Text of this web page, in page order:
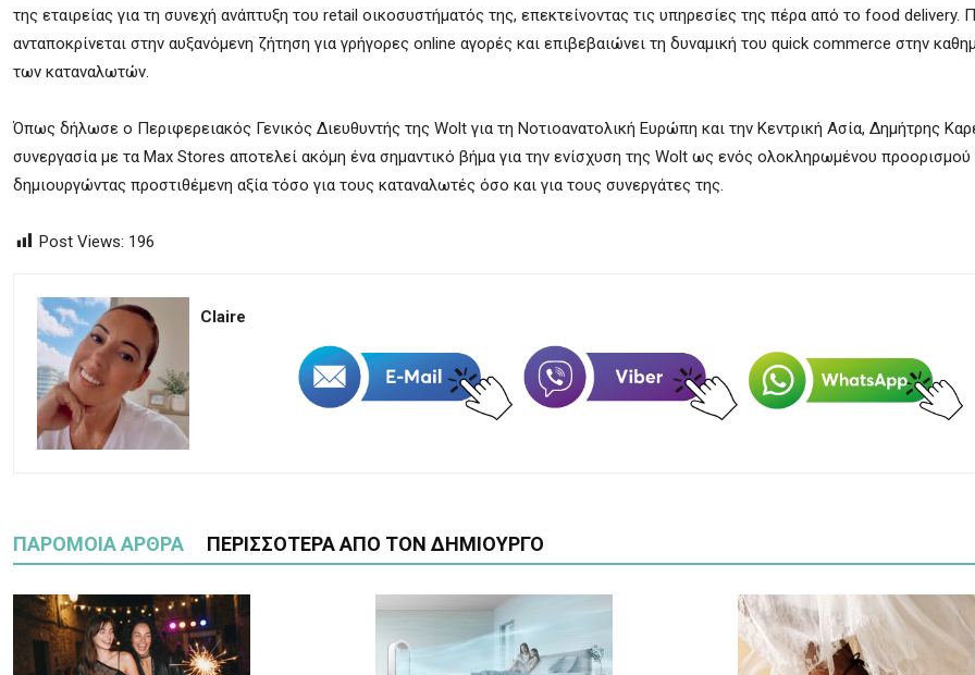
της εταιρείας για τη συνεχή ανάπτυξη του retail οικοσυστήματός της, επεκτείνοντας τις υπηρεσίες της πέρα από το food delivery.
ανταποκρίνεται στην αυξανόμενη ζήτηση για γρήγορες online αγορές και επιβεβαιώνει τη δυναμική του quick commerce στην
των καταναλωτών.
Όπως δήλωσε ο Περιφερειακός Γενικός Διευθυντής της Wolt για τη Νοτιοανατολική Ευρώπη και την Κεντρική Ασία, Δημήτρης
συνεργασία με τα Max Stores αποτελεί ακόμη ένα σημαντικό βήμα για την ενίσχυση της Wolt ως ενός ολοκληρωμένου
δημιουργώντας προστιθέμενη αξία τόσο για τους καταναλωτές όσο και για τους συνεργάτες της.
Post Views: 196
Claire
ΠΑΡΟΜΟΙΑ ΑΡΘΡΑ ΠΕΡΙΣΣΟΤΕΡΑ ΑΠΟ ΤΟΝ ΔΗΜΙΟΥΡΓΟ